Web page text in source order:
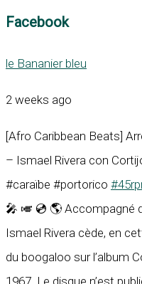
Facebook
le Bananier bleu
2 weeks ago
[Afro Caribbean Beats]
– Ismael Rivera con
#caraïbe #portorico
🎤 🎺 💿 🌎 Accompagné
Ismael Rivera cède, en
du boogaloo sur l’album